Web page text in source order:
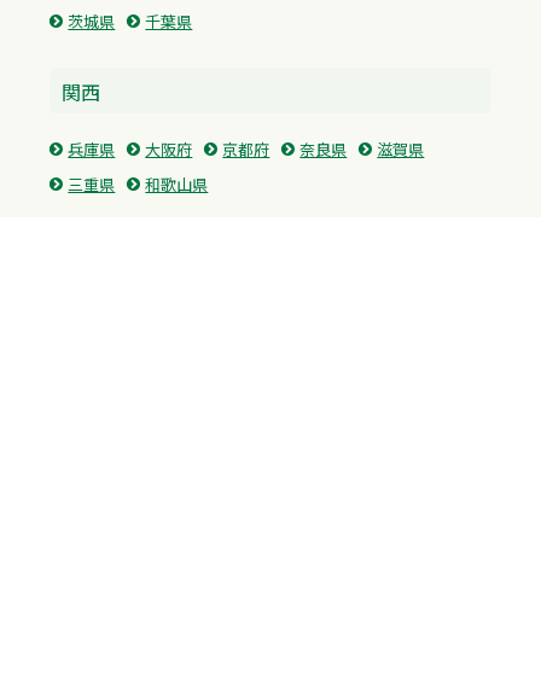
茨城県
千葉県
関西
兵庫県 大阪府 京都府 奈良県
滋賀県
三重県
和歌山県